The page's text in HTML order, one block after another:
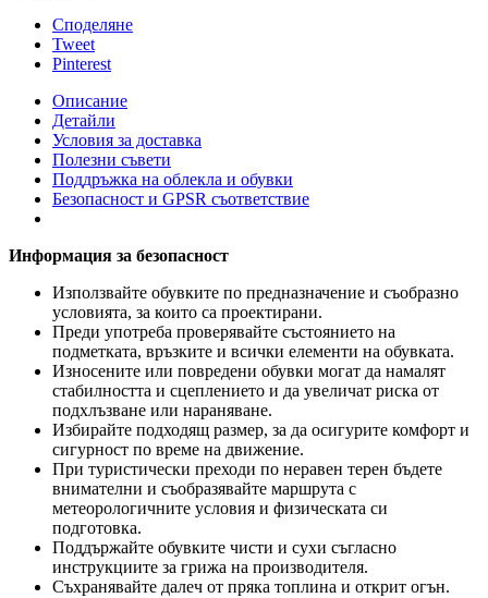
Споделяне
Tweet
Pinterest
Описание
Детайли
Условия за доставка
Полезни съвети
Поддръжка на облекла и обувки
Безопасност и GPSR съответствие
Информация за безопасност
Използвайте обувките по предназначение и съобразно
условията, за които са проектирани.
Преди употреба проверявайте състоянието на
подметката, връзките и всички елементи на обувката.
Износените или повредени обувки могат да намалят
стабилността и сцеплението и да увеличат риска от
подхлъзване или нараняване.
Избирайте подходящ размер, за да осигурите комфорт и
сигурност по време на движение.
При туристически преходи по неравен терен бъдете
внимателни и съобразявайте маршрута с
метеорологичните условия и физическата си
подготовка.
Поддържайте обувките чисти и сухи съгласно
инструкциите за грижа на производителя.
Съхранявайте далеч от пряка топлина и открит огън.